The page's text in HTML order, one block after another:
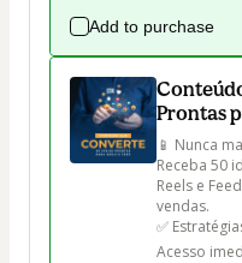
Add to purchase
Prontas
📱 Nunca
Receba 50
Reels e
vendas.
✅
Acesso